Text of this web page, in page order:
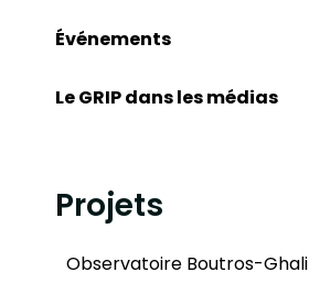
Événements
Le GRIP dans les médias
Projets
Observatoire Boutros-Ghali